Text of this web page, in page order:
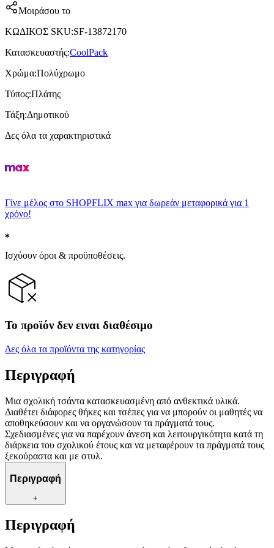
Μοιράσου το
ΚΩΔΙΚΟΣ SKU:SF-13872170
Κατασκευαστής:CoolPack
Χρώμα:Πολύχρωμο
Τύπος:Πλάτης
Τάξη:Δημοτικού
Δες όλα τα χαρακτηριστικά
Γίνε μέλος στο SHOPFLIX max για δωρεάν μεταφορικά για 1
χρόνο!
Ισχύουν όροι & προϋποθέσεις.
Το προϊόν δεν ειναι διαθέσιμο
Δες όλα τα προϊόντα της κατηγορίας
Περιγραφή
Μια σχολική τσάντα κατασκευασμένη από ανθεκτικά υλικά.
Διαθέτει διάφορες θήκες και τσέπες για να μπορούν οι μαθητές να
αποθηκεύσουν και να οργανώσουν τα πράγματά τους.
Σχεδιασμένες για να παρέχουν άνεση και λειτουργικότητα κατά τη
διάρκεια του σχολικού έτους και να μεταφέρουν τα πράγματά τους
ξεκούραστα και με στυλ.
Περιγραφή
+
Περιγραφή